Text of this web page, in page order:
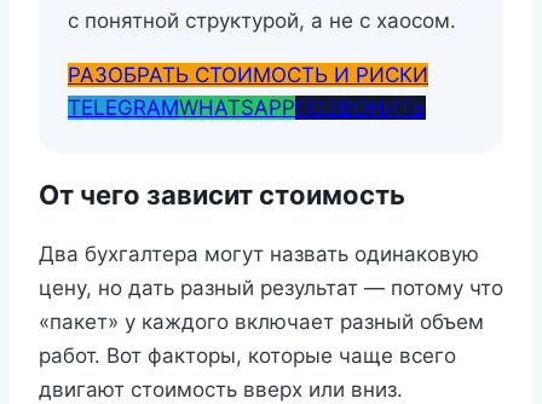
с понятной структурой, а не с хаосом.
РАЗОБРАТЬ СТОИМОСТЬ И РИСКИ
TELEGRAMWHATSAPPПОЗВОНИТЬ
От чего зависит стоимость
Два бухгалтера могут назвать одинаковую
цену, но дать разный результат — потому что
«пакет» у каждого включает разный объем
работ. Вот факторы, которые чаще всего
двигают стоимость вверх или вниз.